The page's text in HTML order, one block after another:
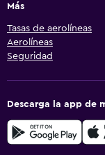
Más
Tasas de aerolíneas
Aerolíneas
Seguridad
Descarga la app de